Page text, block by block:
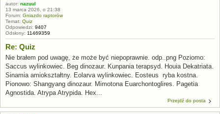
autor: nazuul
13 marca 2026, o 21:38
Forum: Gniazdo raptorów
Temat: Quiz
Odpowiedzi: 9407
Odsłony: 11469359
Re: Quiz
​Nie brałem pod uwagę, że może być niepoprawnie. odp..png Poziomo:
Saccus wylinkowiec. Beg dinozaur. Kunpania terapsyd. Houia Dekatriata.
Sinamia amiokształtny. Eolarva wylinkowiec. Eosteus ​ ryba kostna.
Pionowo: Shangyang dinozaur. Mimotona Euarchontoglires. Pagetia
Agnostida. Atrypa Atrypida. Hex...
Przejdź do posta